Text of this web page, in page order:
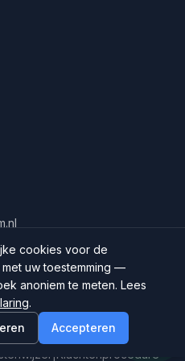
|Klachtenprocedure
cookies voor de
uw toestemming —
anoniem te meten. Lees
.
Accepteren